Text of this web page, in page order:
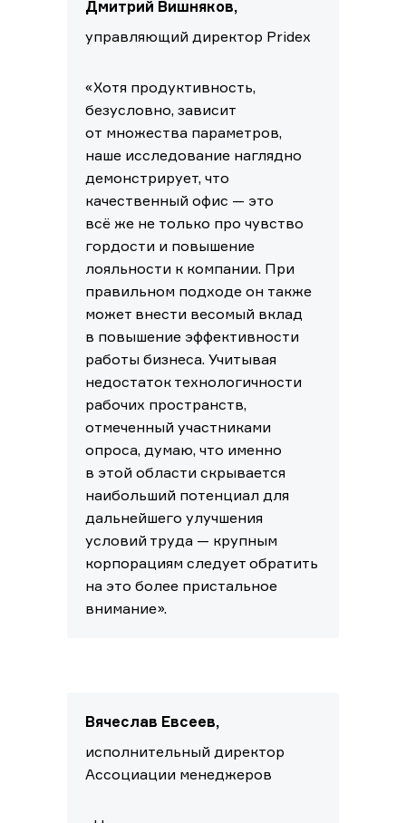
Дмитрий Вишняков,
управляющий директор Pridex
«Хотя продуктивность,
безусловно, зависит
от множества параметров,
наше исследование наглядно
демонстрирует, что
качественный офис — это
всё же не только про чувство
гордости и повышение
лояльности к компании. При
правильном подходе он также
может внести весомый вклад
в повышение эффективности
работы бизнеса. Учитывая
недостаток технологичности
рабочих пространств,
отмеченный участниками
опроса, думаю, что именно
в этой области скрывается
наибольший потенциал для
дальнейшего улучшения
условий труда — крупным
корпорациям следует обратить
на это более пристальное
внимание».
Вячеслав Евсеев,
исполнительный директор
Ассоциации менеджеров